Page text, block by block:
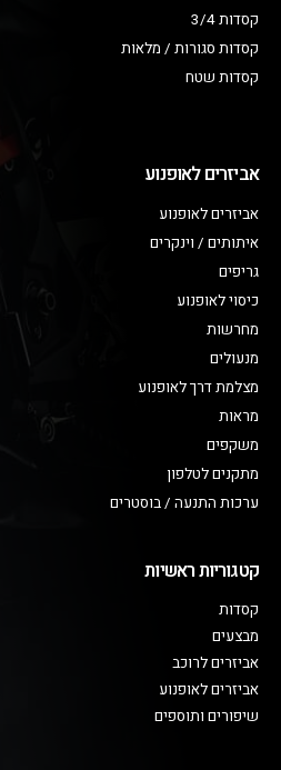
קסדות 3/4
קסדות סגורות / מלאות
קסדות שטח
אביזרים לאופנוע
אביזרים לאופנוע
איתותים / וינקרים
גריפים
כיסוי לאופנוע
מחרשות
מנעולים
מצלמת דרך לאופנוע
מראות
משקפים
מתקנים לטלפון
ערכות התנעה / בוסטרים
קטגוריות ראשיות
קסדות
מבצעים
אביזרים לרוכב
אביזרים לאופנוע
שיפורים ותוספים